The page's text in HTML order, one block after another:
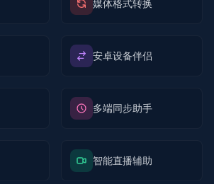
媒体格式转换
安卓设备伴侣
多端同步助手
智能直播辅助